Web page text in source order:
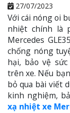
27/07/2023
Với cái nóng oi
nhiệt chính là
Mercedes
chống nóng
hại, bảo vệ
trên xe. Nếu
bỏ qua bài viết
kinh nghiệm,
xạ nhiệt xe